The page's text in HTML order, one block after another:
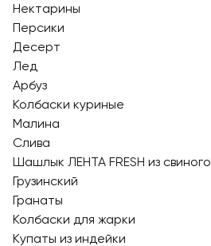
Нектарины
Персики
Десерт
Лед
Арбуз
Колбаски куриные
Малина
Слива
Шашлык ЛЕНТА FRESH из
Грузинский
Гранаты
Колбаски для жарки
Купаты из индейки